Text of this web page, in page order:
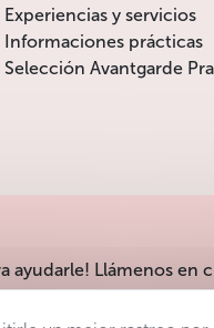
Experiencias y servicios
Informaciones prácticas
Selección Avantgarde
ayudarle! Llámenos en